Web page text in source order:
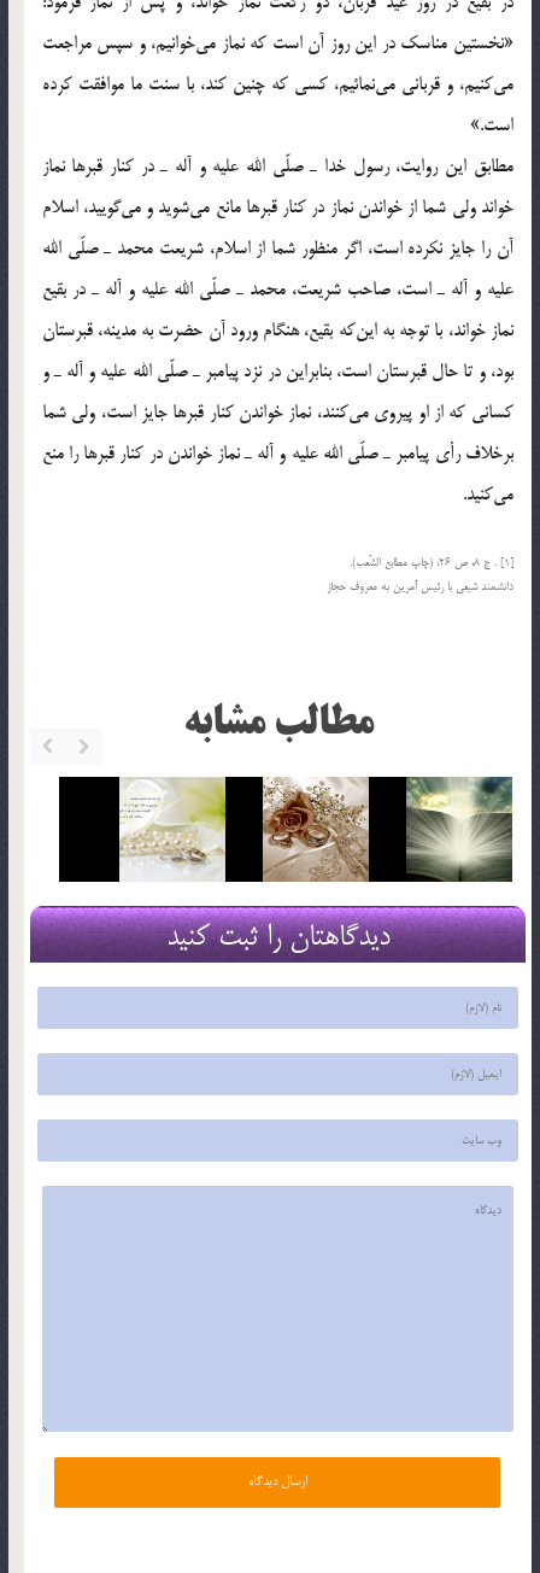
«نخستين مناسك در اين روز آن است كه نماز مي‌خوانيم، و سپس مراجعت
مي‌كنيم، و قرباني مي‌نمائيم، كسي كه چنين كند، با سنت ما موافقت كرده
است.»
مطابق اين روايت، رسول خدا ـ صلّي الله عليه و آله ـ در كنار قبرها نماز
خواند ولي شما از خواندن نماز در كنار قبرها مانع مي‌شويد و مي‌گوييد، اسلام
آن را جايز نكرده است، اگر منظور شما از اسلام، شريعت محمد ـ صلّي الله
عليه و آله ـ است، صاحب شريعت، محمد ـ صلّي الله عليه و آله ـ در بقيع
نماز خواند، با توجه به اين‌كه بقيع، هنگام ورود آن حضرت به مدينه، قبرستان
بود، و تا حال قبرستان است، بنابراين در نزد پيامبر ـ صلّي الله عليه و آله ـ و
كساني كه از او پيروي مي‌كنند، نماز خواندن كنار قبرها جايز است، ولي شما
برخلاف رأي پيامبر ـ صلّي الله عليه و آله ـ نماز خواندن در كنار قبرها را منع
مي‌كنيد.
[1] . ج 8، ص 26، (چاپ مطابع الشّعب).
دانشمند شيعي با رئيس آمرين به معروف حجاز
مطالب مشابه
دیدگاهتان را ثبت کنید